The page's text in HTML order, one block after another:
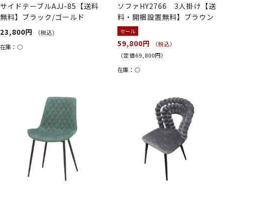
サイドテーブルAJJ-85【送料
無料】ブラック/ゴールド
23,800円
（税込）
在庫：○
ソファHY2766 3人掛け【送
料・開梱設置無料】ブラウン
セール
59,800円
（税込）
（定価69,800円）
在庫：○